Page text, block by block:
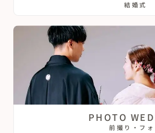
結婚式
PHOTO
前撮り・フォ